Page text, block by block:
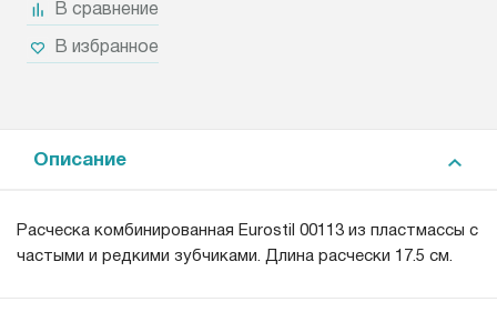
В сравнение
В избранное
Описание
Расческа комбинированная Eurostil 00113 из пластмассы с
частыми и редкими зубчиками. Длина расчески 17.5 см.